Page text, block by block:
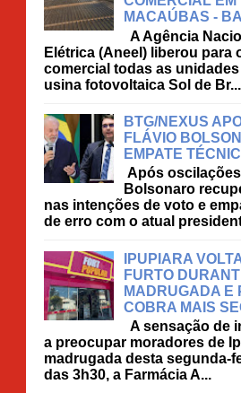
MACAÚBAS - BA
A Agência
Elétrica (Aneel) liberou para
comercial todas as
usina fotovoltaica Sol de Br...
BTG/NEXUS
FLÁVIO
EMPATE
Após
Bolsonaro
nas intenções de voto e
de erro com o atual
IPUPIARA
FURTO
MADRUGADA E
COBRA MAIS
A sensação de
a preocupar moradores de
madrugada desta segunda-
das 3h30, a Farmácia A...